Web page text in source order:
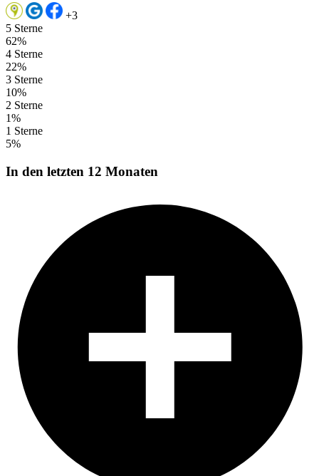
+3
5 Sterne
62%
4 Sterne
22%
3 Sterne
10%
2 Sterne
1%
1 Sterne
5%
In den letzten 12 Monaten